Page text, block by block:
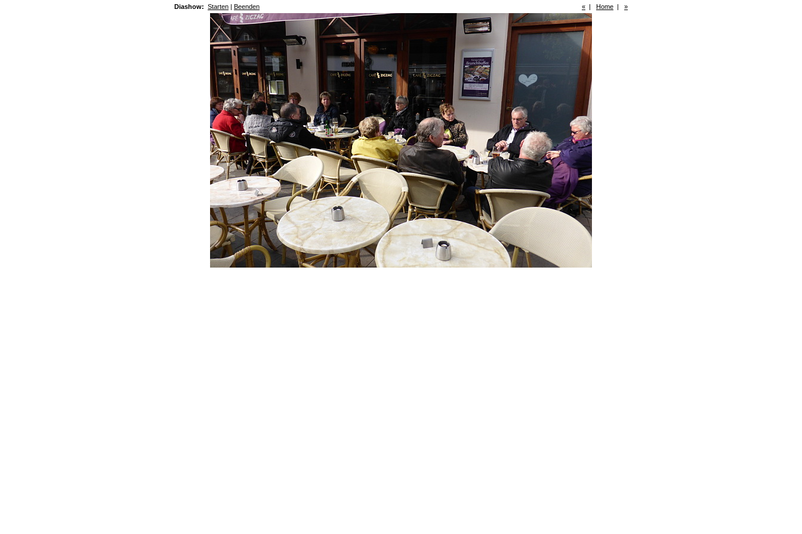
Diashow: Starten | Beenden « | Home | »